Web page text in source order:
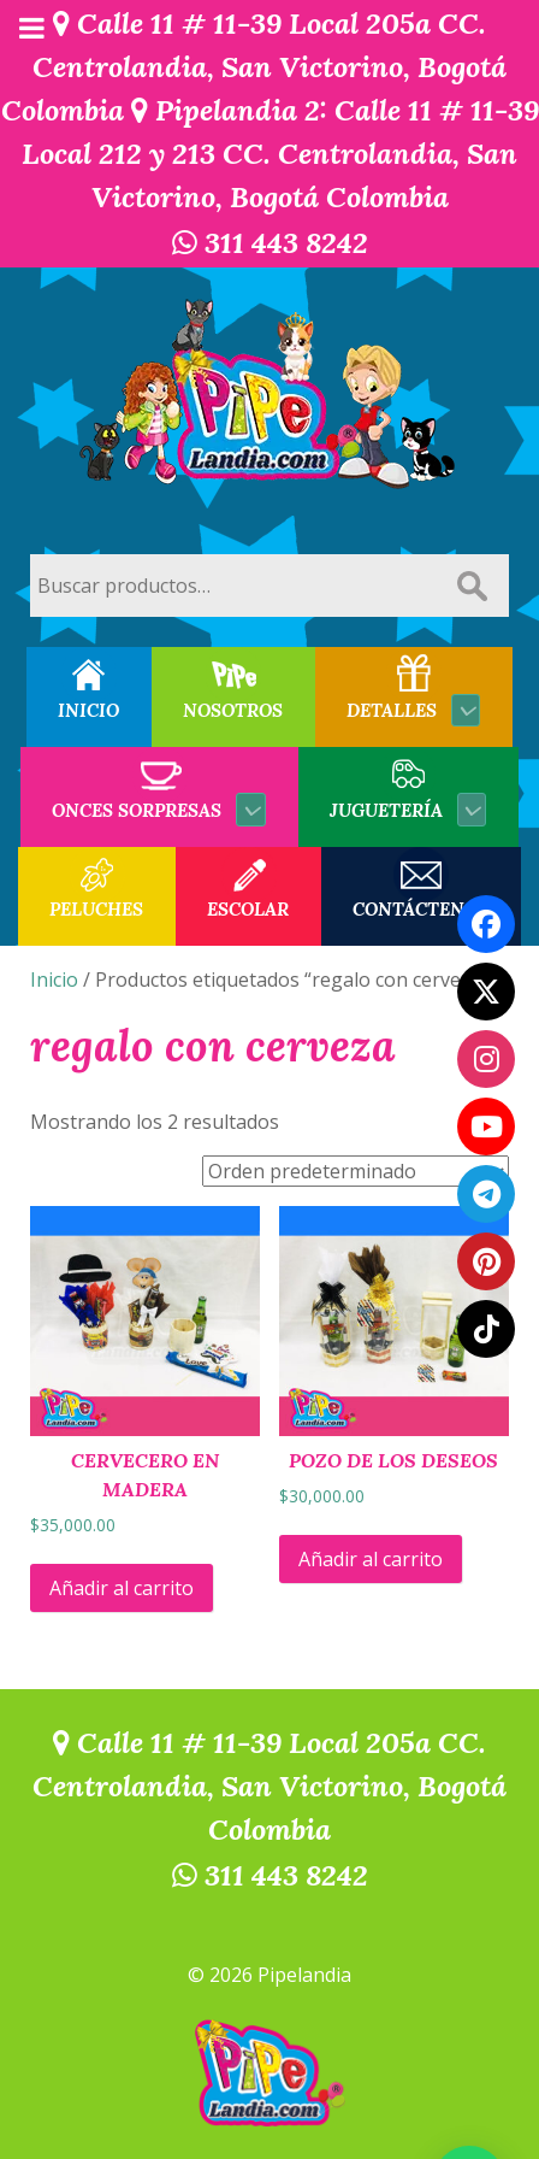
Calle 11 # 11-39 Local 205a CC.
Centrolandia, San Victorino, Bogotá
Colombia
Pipelandia 2: Calle 11 # 11-39
Local 212 y 213 CC. Centrolandia, San
Victorino, Bogotá Colombia
311 443 8242
por:
INICIO NOSOTROS DETALLES
ONCES SORPRESAS JUGUETERÍA
PELUCHES ESCOLAR CONTÁCTENOS
Inicio / Productos etiquetados “regalo con cerveza”
regalo con cerveza
Mostrando los 2 resultados
CERVECERO EN
MADERA
$35,000.00
Añadir al carrito
POZO DE LOS DESEOS
$30,000.00
Añadir al carrito
Calle 11 # 11-39 Local 205a CC.
Centrolandia, San Victorino, Bogotá
Colombia
311 443 8242
© 2026 Pipelandia